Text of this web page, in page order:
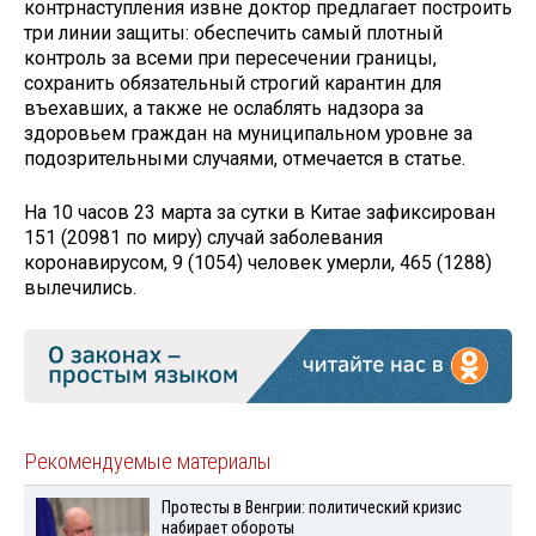
контрнаступления извне доктор предлагает построить
три линии защиты: обеспечить самый плотный
контроль за всеми при пересечении границы,
сохранить обязательный строгий карантин для
въехавших, а также не ослаблять надзора за
здоровьем граждан на муниципальном уровне за
подозрительными случаями, отмечается в статье.
На 10 часов 23 марта за сутки в Китае зафиксирован
151 (20981 по миру) случай заболевания
коронавирусом, 9 (1054) человек умерли, 465 (1288)
вылечились.
Рекомендуемые материалы
Протесты в Венгрии: политический кризис
набирает обороты